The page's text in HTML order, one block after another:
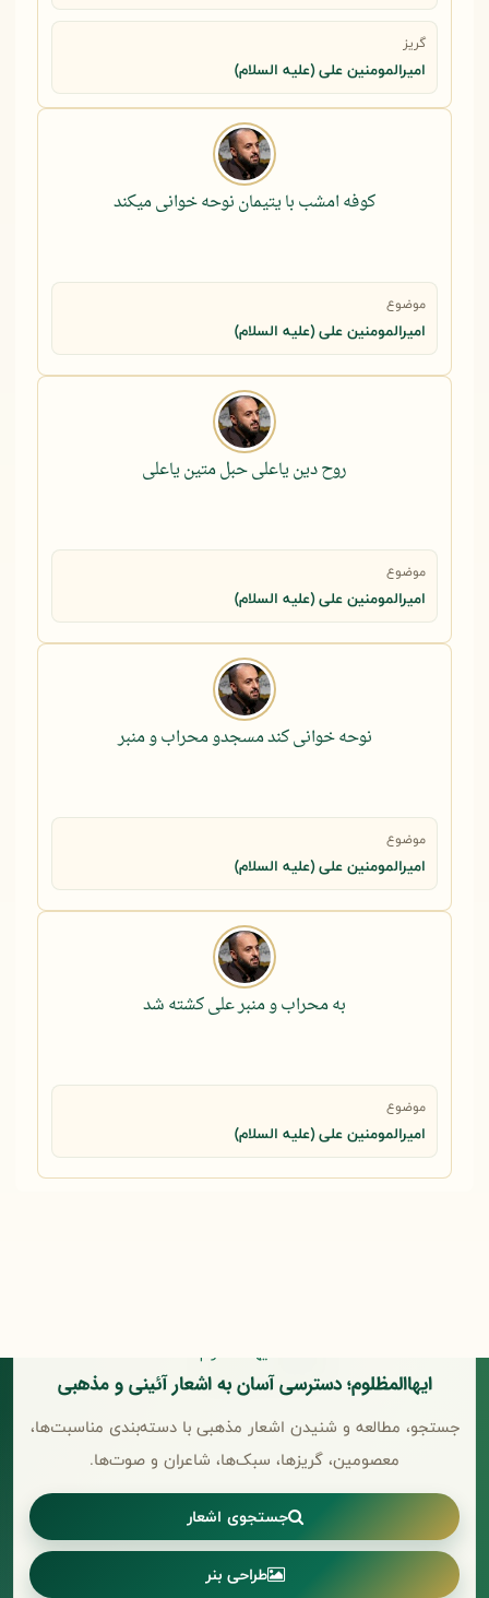
گریز
امیرالمومنین علی (علیه السلام)
کوفه امشب با یتیمان نوحه خوانی میکند
موضوع
امیرالمومنین علی (علیه السلام)
روح دین یاعلی حبل متین یاعلی
موضوع
امیرالمومنین علی (علیه السلام)
نوحه خوانی کند مسجدو محراب و منبر
موضوع
امیرالمومنین علی (علیه السلام)
به محراب و منبر علی کشته شد
موضوع
امیرالمومنین علی (علیه السلام)
ایهاالمظلوم؛ دسترسی آسان به اشعار آئینی و مذهبی
جستجو، مطالعه و شنیدن اشعار مذهبی با دسته‌بندی مناسبت‌ها،
معصومین، گریزها، سبک‌ها، شاعران و صوت‌ها.
جستجوی اشعار
طراحی بنر